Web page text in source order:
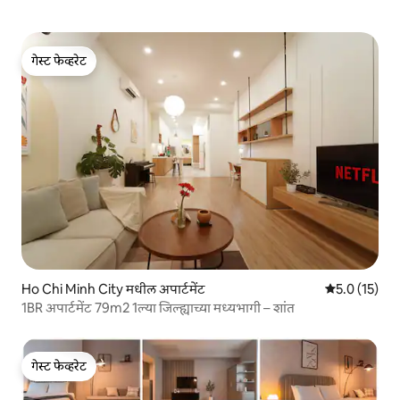
गेस्ट फेव्हरेट
गेस्ट फेव्हरेट
Ho Chi Minh City मधील अपार्टमेंट 5 पैकी 5.0
5.0 (15)
1BR अपार्टमेंट 79m2 1ल्या जिल्ह्याच्या मध्यभागी – शांत
गेस्ट फेव्हरेट
गेस्ट फेव्हरेट